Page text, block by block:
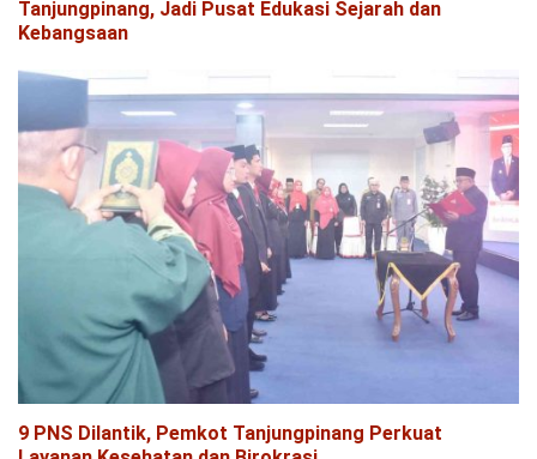
Tanjungpinang, Jadi Pusat Edukasi Sejarah dan
Kebangsaan
9 PNS Dilantik, Pemkot Tanjungpinang Perkuat